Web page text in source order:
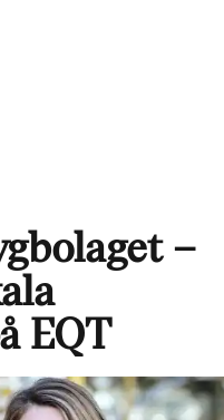
–
EQT